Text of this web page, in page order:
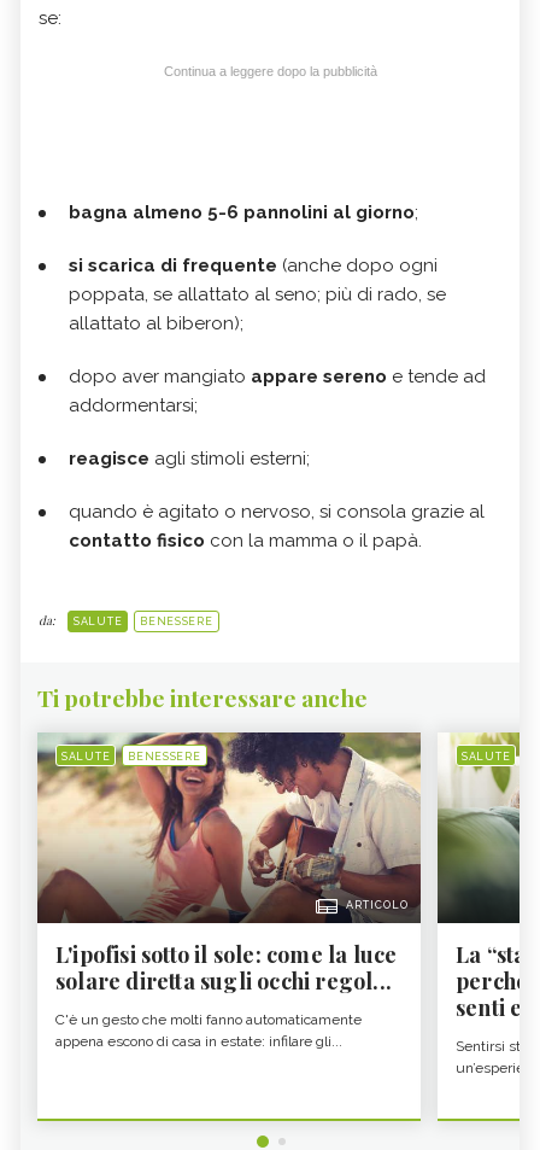
se:
Continua a leggere dopo la pubblicità
bagna almeno 5-6 pannolini al giorno;
si scarica di frequente (anche dopo ogni
poppata, se allattato al seno; più di rado, se
allattato al biberon);
dopo aver mangiato appare sereno e tende ad
addormentarsi;
reagisce agli stimoli esterni;
quando è agitato o nervoso, si consola grazie al
contatto fisico con la mamma o il papà.
da: SALUTE BENESSERE
Ti potrebbe interessare anche
SALUTE BENESSERE
ARTICOLO
L'ipofisi sotto il sole: come la luce
solare diretta sugli occhi regol...
C'è un gesto che molti fanno automaticamente
appena escono di casa in estate: infilare gli...
SALUTE
La
perché
senti
Sentirsi